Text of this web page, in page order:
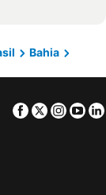
Bahia
Facebook
Twitter